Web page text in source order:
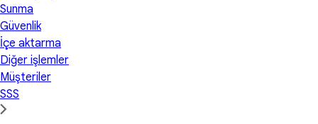
Sunma
Güvenlik
İçe aktarma
Diğer işlemler
Müşteriler
SSS